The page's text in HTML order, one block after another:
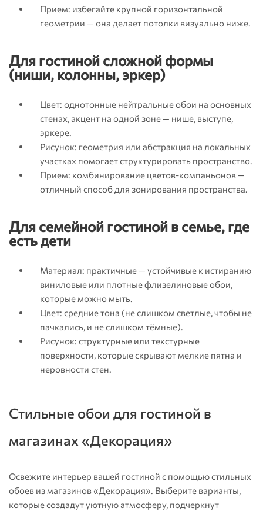
Прием: избегайте крупной горизонтальной
геометрии — она делает потолки визуально ниже.
Для гостиной сложной формы
(ниши, колонны, эркер)
Цвет: однотонные нейтральные обои на основных
стенах, акцент на одной зоне — нише, выступе,
эркере.
Рисунок: геометрия или абстракция на локальных
участках помогает структурировать пространство.
Прием: комбинирование цветов-компаньонов —
отличный способ для зонирования пространства.
Для семейной гостиной в семье, где
есть дети
Материал: практичные — устойчивые к истиранию
виниловые или плотные флизелиновые обои,
которые можно мыть.
Цвет: средние тона (не слишком светлые, чтобы не
пачкались, и не слишком тёмные).
Рисунок: структурные или текстурные
поверхности, которые скрывают мелкие пятна и
неровности стен.
Стильные обои для гостиной в
магазинах «Декорация»
Освежите интерьер вашей гостиной с помощью стильных
обоев из магазинов «Декорация». Выберите варианты,
которые создадут уютную атмосферу, подчеркнут